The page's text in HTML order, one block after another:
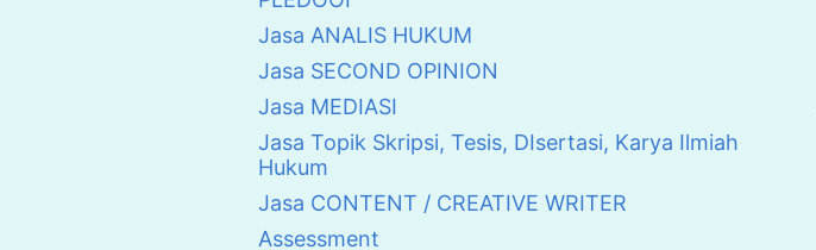
Jasa ANALIS HUKUM
Jasa SECOND OPINION
Jasa MEDIASI
Jasa Topik Skripsi, Tesis, DIsertasi, Karya Ilmiah
Hukum
Jasa CONTENT / CREATIVE WRITER
Assessment